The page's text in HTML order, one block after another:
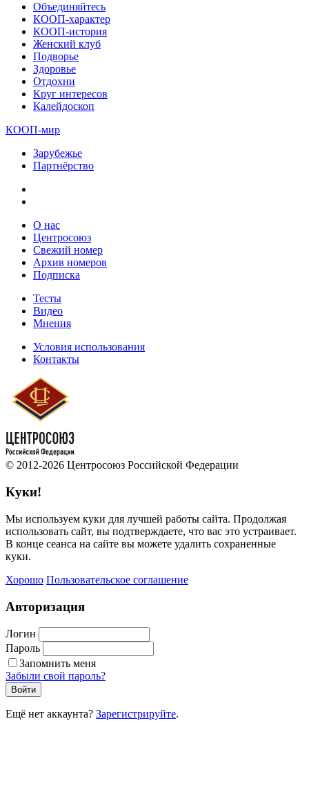
Объединяйтесь
КООП-характер
КООП-история
Женский клуб
Подворье
Здоровье
Отдохни
Круг интересов
Калейдоскоп
КООП-мир
Зарубежье
Партнёрство
О нас
Центросоюз
Свежий номер
Архив номеров
Подписка
Тесты
Видео
Мнения
Условия использования
Контакты
© 2012-2026 Центросоюз Российской Федерации
Куки!
Мы используем куки для лучшей работы сайта. Продолжая
использовать сайт, вы подтверждаете, что вас это устраивает.
В конце сеанса на сайте вы можете удалить сохраненные
куки.
Хорошо Пользовательское соглашение
Авторизация
Логин
Пароль
Запомнить меня
Забыли свой пароль?
Войти
Ещё нет аккаунта? Зарегистрируйте.